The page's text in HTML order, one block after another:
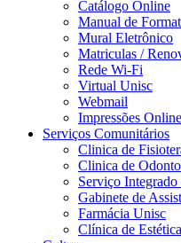
Catálogo Online
Manual de
Mural Eletrônico
Matriculas /
Rede Wi-Fi
Virtual Unisc
Webmail
Impressões Online
Serviços Comunitários
Clinica de
Clinica de
Serviço Integrado
Gabinete de
Farmácia Unisc
Clínica de